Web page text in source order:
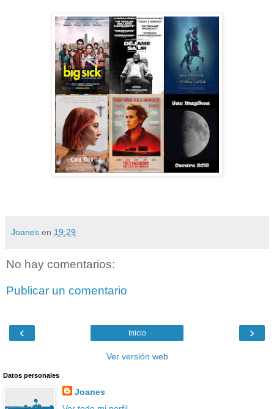
Joanes en 19:29
No hay comentarios:
Publicar un comentario
‹ ›
Inicio
Ver versión web
Datos personales
Joanes